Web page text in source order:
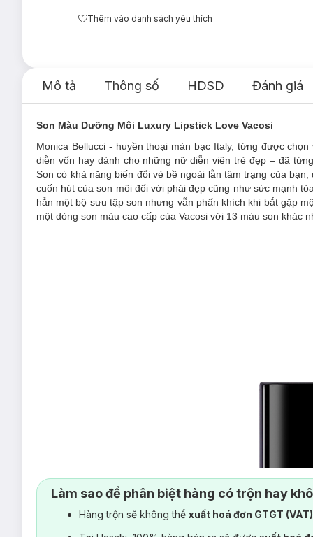
Thêm vào danh sách yêu thích
Mô tả Thông số HDSD Đánh giá
Son Màu Dưỡng Môi Luxury Lipstick Love Vacosi
Monica Bellucci - huyền thoại màn bạc Italy, từng được
diễn vốn hay dành cho những nữ diễn viên trẻ đẹp – đã
Son có khả năng biến đổi vẻ bề ngoài lẫn tâm trạng của
cuốn hút của son môi đối với phái đẹp cũng như sức mạnh
hẳn một bộ sưu tập son nhưng vẫn phấn khích khi bắt gặp
một dòng son màu cao cấp của Vacosi với 13 màu son khác
Làm sao để phân biệt hàng có trộn hay
Hàng trộn sẽ không thể xuất hoá đơn GTGT